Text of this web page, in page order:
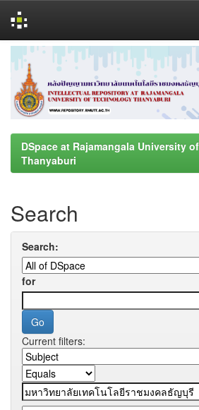
navigation
DSpace at Rajamangala University
Thanyaburi
Search
Search:
for
Current filters: